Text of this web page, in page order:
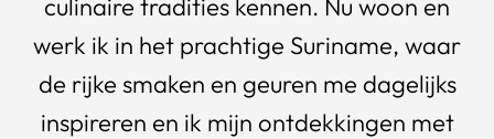
culinaire tradities kennen. Nu woon en
werk ik in het prachtige Suriname, waar
de rijke smaken en geuren me dagelijks
inspireren en ik mijn ontdekkingen met